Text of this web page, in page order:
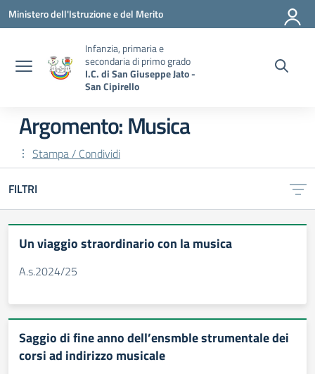
Vai ai contenuti
Vai al menu di navigazione
Vai al footer
Ministero dell'Istruzione e del Merito
Infanzia, primaria e
secondaria di primo grado
I.C. di San Giuseppe Jato -
San Cipirello
Argomento: Musica
Stampa / Condividi
FILTRI
Un viaggio straordinario con la musica
A.s.2024/25
Saggio di fine anno dell’ensmble strumentale dei
corsi ad indirizzo musicale